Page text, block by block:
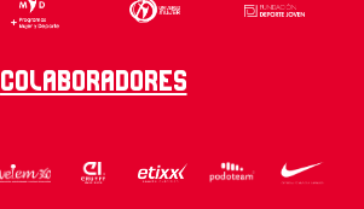
Colaboradores